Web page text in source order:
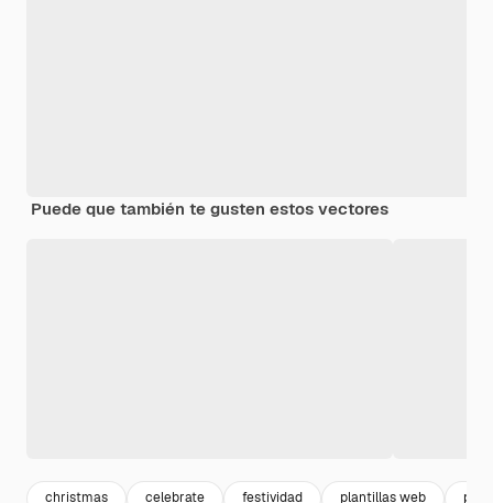
Puede que también te gusten estos vectores
christmas celebrate festividad plantillas web